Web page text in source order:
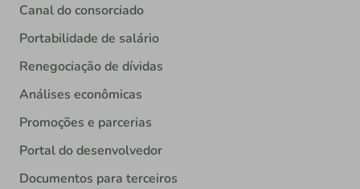
Canal do consorciado
Portabilidade de salário
Renegociação de dívidas
Análises econômicas
Promoções e parcerias
Portal do desenvolvedor
Documentos para terceiros